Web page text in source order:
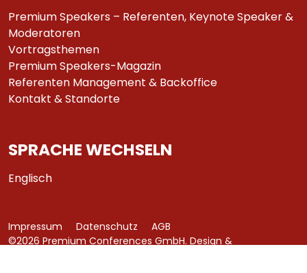
Premium Speakers – Referenten, Keynote Speaker &
Moderatoren
Vortragsthemen
Premium Speakers-Magazin
Referenten Management & Backoffice
Kontakt & Standorte
SPRACHE WECHSELN
Englisch
©2026 Premium Conferences GmbH. Design &
Impressum Datenschutz AGB